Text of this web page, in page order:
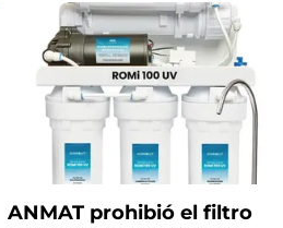
ANMAT prohibió el filtro